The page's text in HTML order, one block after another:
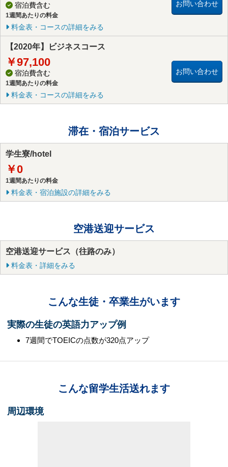
宿泊費含む
1週間あたりの料金
お問い合わせ
料金表・コースの詳細をみる
【2020年】ビジネスコース
￥97,100
宿泊費含む
1週間あたりの料金
お問い合わせ
料金表・コースの詳細をみる
滞在・宿泊サービス
学生寮/hotel
￥0
1週間あたりの料金
料金表・宿泊施設の詳細をみる
空港送迎サービス
空港送迎サービス（往路のみ）
料金表・詳細をみる
こんな生徒・卒業生がいます
実際の生徒の英語力アップ例
7週間でTOEICの点数が320点アップ
こんな留学生活送れます
周辺環境